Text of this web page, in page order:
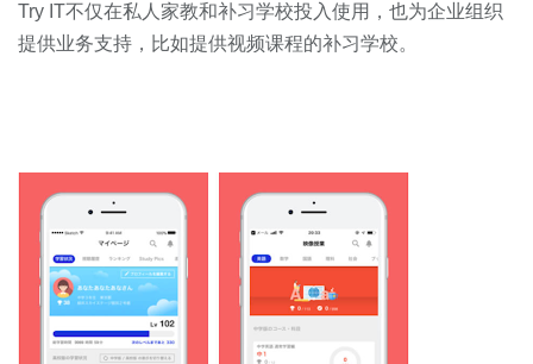
Try IT不仅在私人家教和补习学校投入使用，也为企业组织
提供业务支持，比如提供视频课程的补习学校。